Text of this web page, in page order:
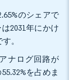
のシェアで
2031年にかけ
。
ナログ回路が
を占めま